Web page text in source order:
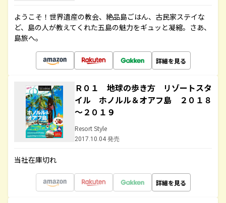
ようこそ！世界遺産の教会、絶品島ごはん、古民家ステイな
ど、島の人が教えてくれた五島の魅力をギュッと凝縮。さあ、
島旅へ。
詳細を見る
Ｒ０１ 地球の歩き方 リゾートスタ
イル ホノルル＆オアフ島 ２０１８
～２０１９
Resort Style
2017.10.04 発売
当社在庫切れ
詳細を見る